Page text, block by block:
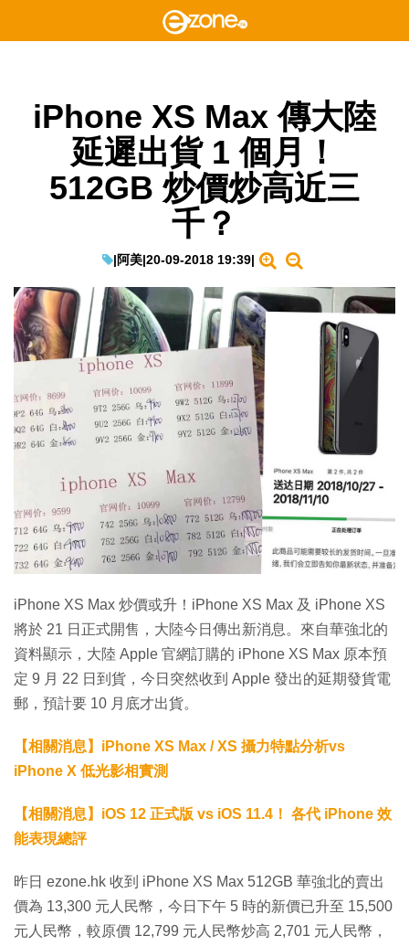
iPhone XS Max 傳大陸
延遲出貨 1 個月！
512GB 炒價炒高近三
千？
|阿美|20-09-2018 19:39|
iPhone XS Max 炒價或升！iPhone XS Max 及 iPhone XS
將於 21 日正式開售，大陸今日傳出新消息。來自華強北的
資料顯示，大陸 Apple 官網訂購的 iPhone XS Max 原本預
定 9 月 22 日到貨，今日突然收到 Apple 發出的延期發貨電
郵，預計要 10 月底才出貨。
【相關消息】iPhone XS Max / XS 攝力特點分析vs
iPhone X 低光影相實測
【相關消息】iOS 12 正式版 vs iOS 11.4！ 各代 iPhone 效
能表現總評
昨日 ezone.hk 收到 iPhone XS Max 512GB 華強北的賣出
價為 13,300 元人民幣，今日下午 5 時的新價已升至 15,500
元人民幣，較原價 12,799 元人民幣炒高 2,701 元人民幣，